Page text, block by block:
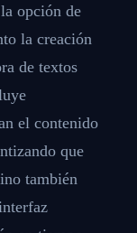
opción de
la creación
de textos
el contenido
que
también